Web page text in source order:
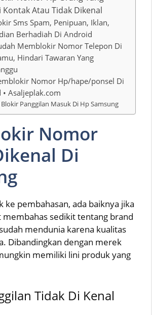
Kontak Atau Tidak Dikenal
Sms Spam, Penipuan, Iklan,
Berhadiah Di Android
Memblokir Nomor Telepon Di
Hindari Tawaran Yang
Nomor Hp/hape/ponsel Di
Asaljeplak.com
Blokir Panggilan Masuk Di Hp Samsung
Nomor
Di
ke pembahasan, ada baiknya jika
sedikit tentang brand
mendunia karena kualitas
Dibandingkan dengan merek
memiliki lini produk yang
Tidak Di Kenal